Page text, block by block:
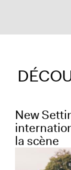
New
la scène